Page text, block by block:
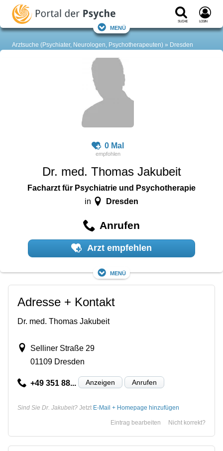
Suche Login
Menü
Arztsuche (Psychiater, Neurologen, Psychotherapeuten) Dresden
0 Mal
Dr. med. Thomas Jakubeit
Facharzt für Psychiatrie und Psychotherapie
in Dresden
Anrufen
Arzt empfehlen
Menü
Adresse + Kontakt
Dr. med. Thomas Jakubeit
Selliner Straße 29
01109 Dresden
+49 351 88... Anzeigen Anrufen
Sind Sie Dr. Jakubeit? Jetzt E-Mail + Homepage hinzufügen
Nicht korrekt?
Eintrag bearbeiten